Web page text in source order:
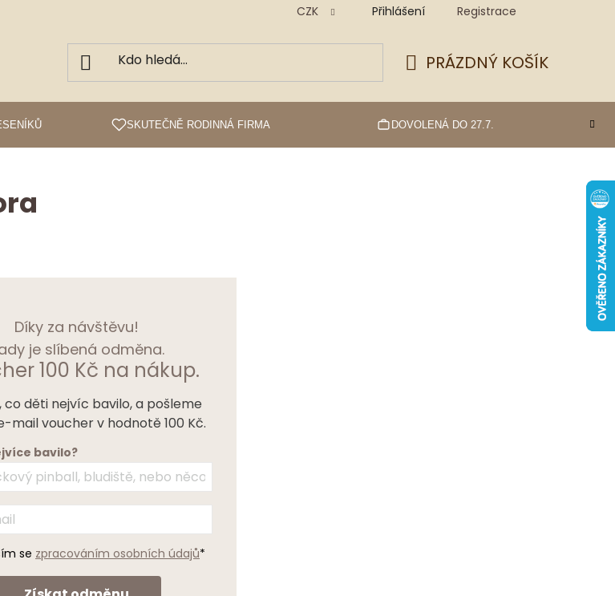
SKUTEČNĚ RODINNÁ FIRMA DOVOLENÁ DO 27.7.
CZK Přihlášení Registrace
KOŠÍK
PRÁZDNÝ KOŠÍK